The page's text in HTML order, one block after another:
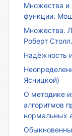
Множества и
функции.
Множества.
Роберт Столл.
Надёжность
Ясницкой)
О методике
алгоритмов
нормальных